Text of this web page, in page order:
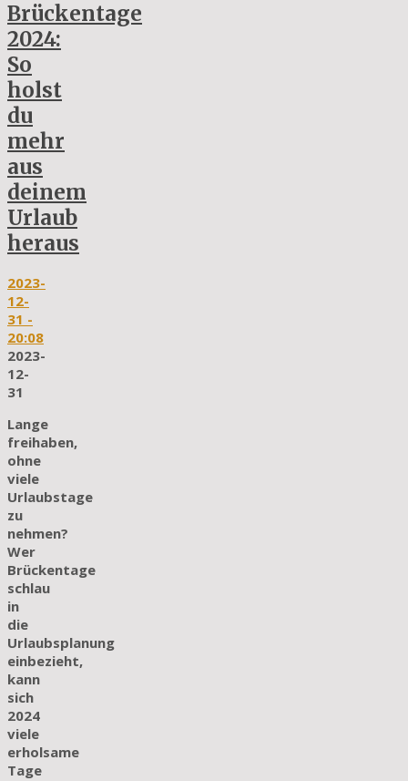
Brückentage
2024:
So
holst
du
mehr
aus
deinem
Urlaub
heraus
2023-
12-
31 -
20:08
2023-
12-
31
Lange
freihaben,
ohne
viele
Urlaubstage
zu
nehmen?
Wer
Brückentage
schlau
in
die
Urlaubsplanung
einbezieht,
kann
sich
2024
viele
erholsame
Tage